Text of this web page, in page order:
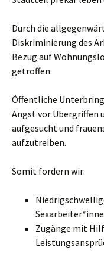
Durch die
Diskriminierung des
Bezug auf
getroffen.
Öffentliche
Angst vor Übergriffen
aufgesucht und
aufzutreiben.
Somit fordern wir:
Zugänge mit